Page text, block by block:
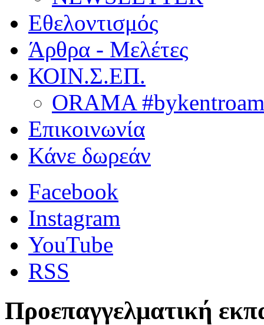
Εθελοντισμός
Άρθρα - Μελέτες
ΚΟΙΝ.Σ.ΕΠ.
ORAMA
Επικοινωνία
Κάνε δωρεάν
Facebook
Instagram
YouTube
RSS
Προεπαγγελματική